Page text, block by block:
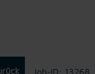
Job-ID: 13268